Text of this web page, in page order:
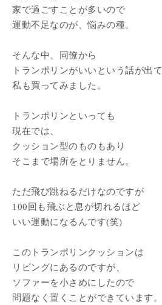
家で過ごすことが多いので
運動不足なのが、悩みの種。
そんな中、同僚から
トランポリンがいいという話が出て
私も買ってみました。
トランポリンといっても
現在では、
クッション型のものもあり
そこまで場所をとりません。
ただ飛び跳ねるだけなのですが
100回も飛ぶと息が切れるほど
いい運動になるんです(笑)
このトランポリンクッションは
リビングにあるのですが、
ソファーを小さめにしたので
問題なく置くことができています。